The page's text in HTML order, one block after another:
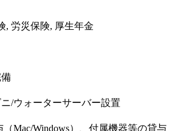
, 労災保険, 厚生年金
ニ/ウォーターサーバー設置
（Mac/Windows）、付属機器等の貸与